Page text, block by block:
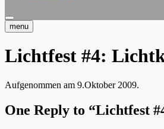
menu
Lichtfest #4:
Aufgenommen am 9.Oktober 2009.
One Reply to “Lichtfest